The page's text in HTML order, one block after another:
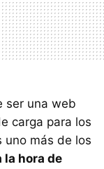
ser una web
carga para los
uno más de los
la hora de